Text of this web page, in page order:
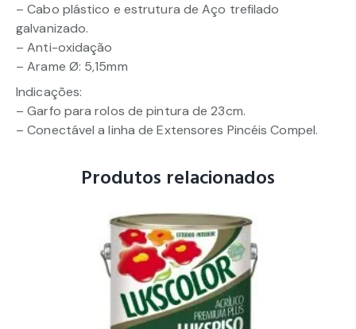
– Cabo plástico e estrutura de Aço trefilado
galvanizado.
– Anti-oxidação
– Arame Ø: 5,15mm
Indicações:
– Garfo para rolos de pintura de 23cm.
– Conectável a linha de Extensores Pincéis Compel.
Produtos relacionados